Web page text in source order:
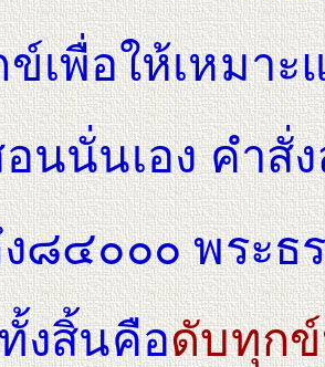
เพื่อให้เหมา
นนั่นเอง คําสั่
๘๔๐๐๐ พระ
งสิ้นคือดับทุกข์